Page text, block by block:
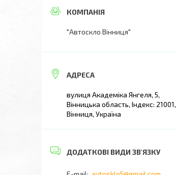
"Автоскло Вінниця"
вулиця Академіка Янгеля, 5,
Вінницька область, Індекс: 21001,
Вінниця, Україна